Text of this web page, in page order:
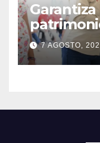
Garantiza
colonias
entrega
7 AGOSTO,